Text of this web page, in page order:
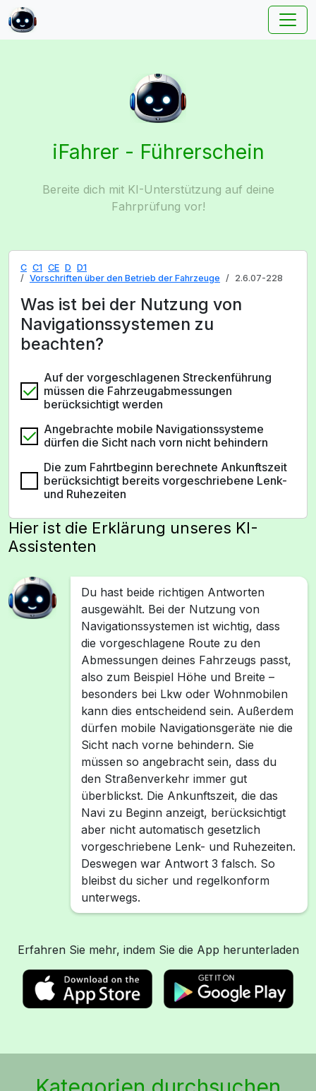
iFahrer - Führerschein
Bereite dich mit KI-Unterstützung auf deine
Fahrprüfung vor!
C C1 CE D D1
Vorschriften über den Betrieb der Fahrzeuge
2.6.07-228
Was ist bei der Nutzung von
Navigationssystemen zu
beachten?
Auf der vorgeschlagenen Streckenführung
müssen die Fahrzeugabmessungen
berücksichtigt werden
Angebrachte mobile Navigationssysteme
dürfen die Sicht nach vorn nicht behindern
Die zum Fahrtbeginn berechnete Ankunftszeit
berücksichtigt bereits vorgeschriebene Lenk-
und Ruhezeiten
Hier ist die Erklärung unseres KI-
Assistenten
Du hast beide richtigen Antworten
ausgewählt. Bei der Nutzung von
Navigationssystemen ist wichtig, dass
die vorgeschlagene Route zu den
Abmessungen deines Fahrzeugs passt,
also zum Beispiel Höhe und Breite –
besonders bei Lkw oder Wohnmobilen
kann dies entscheidend sein. Außerdem
dürfen mobile Navigationsgeräte nie die
Sicht nach vorne behindern. Sie
müssen so angebracht sein, dass du
den Straßenverkehr immer gut
überblickst. Die Ankunftszeit, die das
Navi zu Beginn anzeigt, berücksichtigt
aber nicht automatisch gesetzlich
vorgeschriebene Lenk- und Ruhezeiten.
Deswegen war Antwort 3 falsch. So
bleibst du sicher und regelkonform
unterwegs.
Erfahren Sie mehr, indem Sie die App herunterladen